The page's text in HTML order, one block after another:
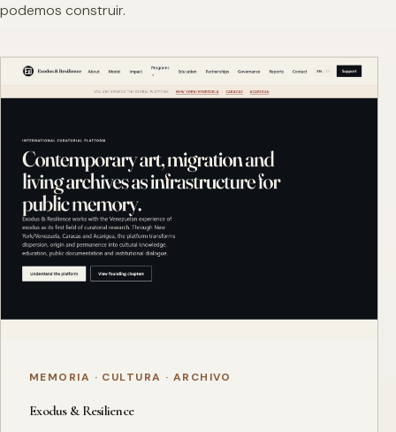
podemos construir.
MEMORIA · CULTURA · ARCHIVO
Exodus & Resilience